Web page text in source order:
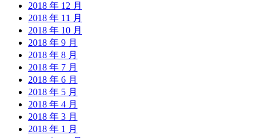
2018 年 12 月
2018 年 11 月
2018 年 10 月
2018 年 9 月
2018 年 8 月
2018 年 7 月
2018 年 6 月
2018 年 5 月
2018 年 4 月
2018 年 3 月
2018 年 1 月